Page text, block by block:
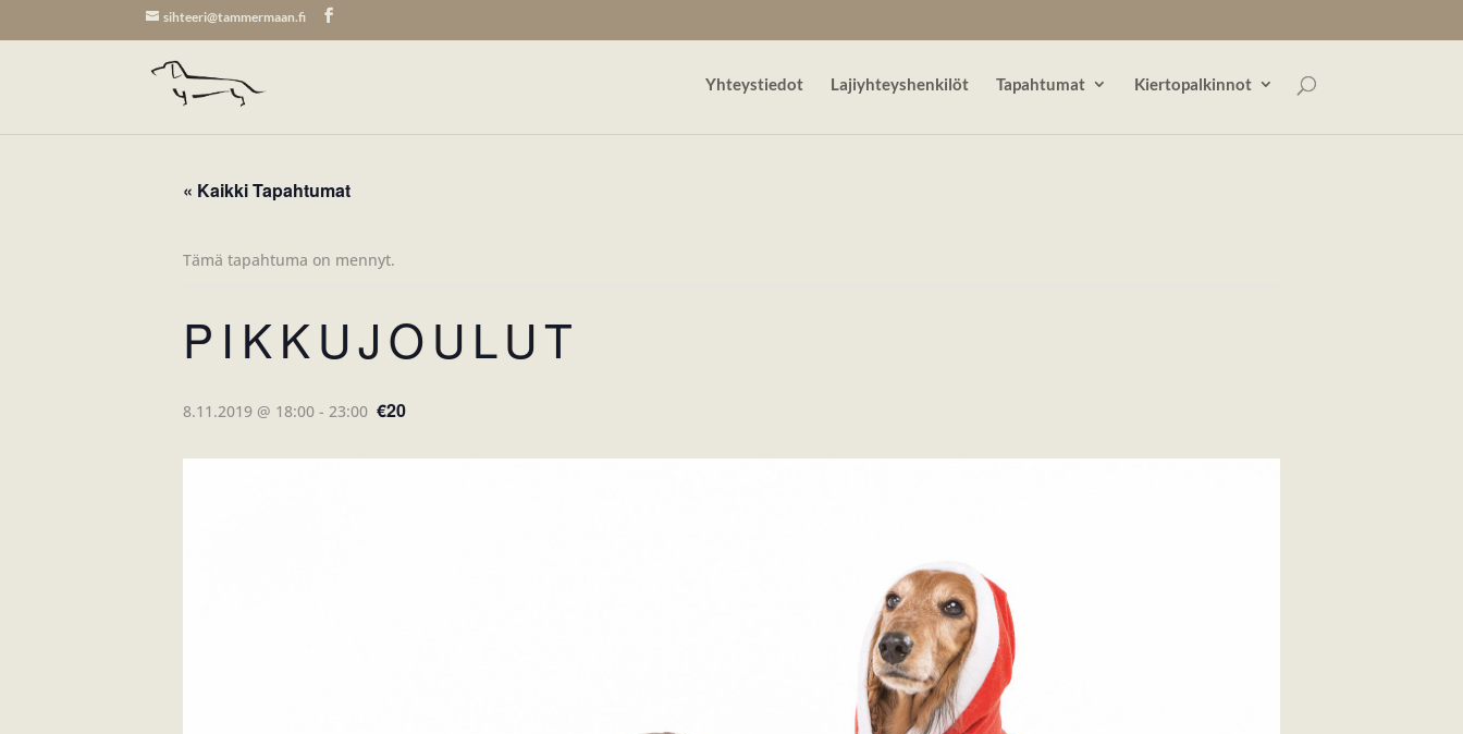
sihteeri@tammermaan.fi
Yhteystiedot Lajiyhteyshenkilöt Tapahtumat Kiertopalkinnot
« Kaikki Tapahtumat
Tämä tapahtuma on mennyt.
PIKKUJOULUT
8.11.2019 @ 18:00 - 23:00 €20